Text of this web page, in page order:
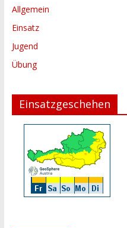
Allgemein
Einsatz
Jugend
Übung
Einsatzgeschehen